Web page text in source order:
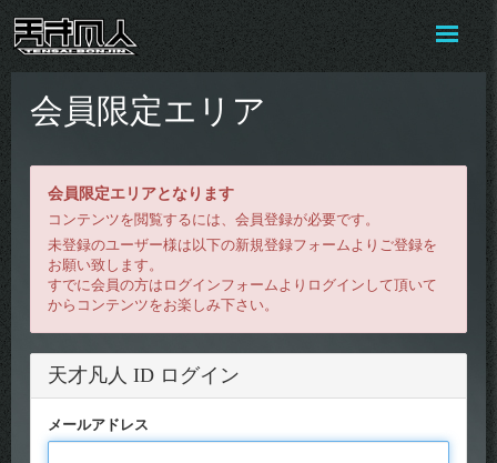
会員限定エリア
会員限定エリアとなります
コンテンツを閲覧するには、会員登録が必要です。
未登録のユーザー様は以下の新規登録フォームよりご登録を
お願い致します。
すでに会員の方はログインフォームよりログインして頂いて
からコンテンツをお楽しみ下さい。
天才凡人 ID ログイン
メールアドレス